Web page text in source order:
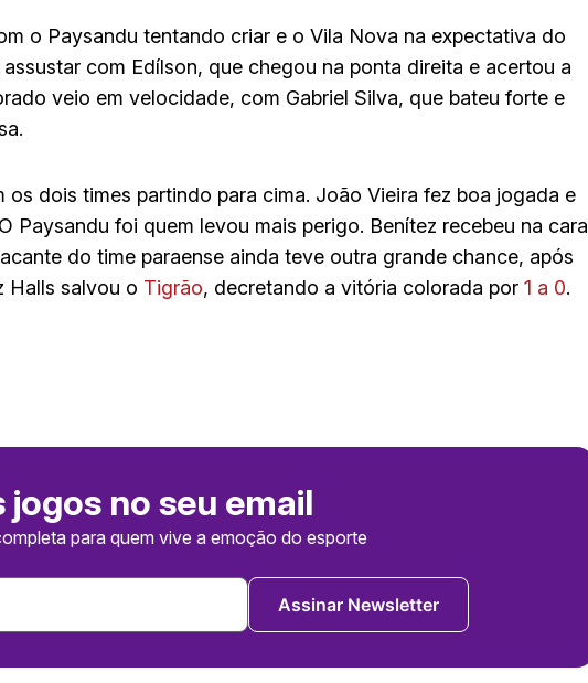
o Paysandu tentando criar e o Vila Nova na expectativa do
com Edílson, que chegou na ponta direita e acertou a
veio em velocidade, com Gabriel Silva, que bateu forte e
dois times partindo para cima. João Vieira fez boa jogada e
Paysandu foi quem levou mais perigo. Benítez recebeu na cara
do time paraense ainda teve outra grande chance, após
Halls salvou o Tigrão, decretando a vitória colorada por 1 a 0.
jogos no seu email
para quem vive a emoção do esporte
Assinar Newsletter